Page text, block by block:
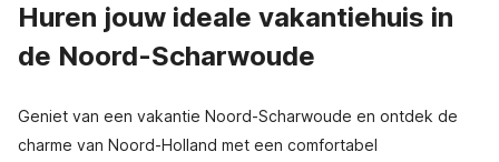
Huren jouw ideale vakantiehuis in
de Noord-Scharwoude
Geniet van een vakantie Noord-Scharwoude en ontdek de
charme van Noord-Holland met een comfortabel